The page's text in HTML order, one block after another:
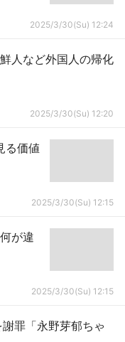
2025/3/30(Su) 12:24
人など外国人の帰化
2025/3/30(Su) 12:20
る価値
2025/3/30(Su) 12:15
が違
2025/3/30(Su) 12:15
謝罪「永野芽郁ちゃ